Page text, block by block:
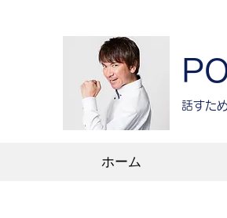
話すた
ホーム